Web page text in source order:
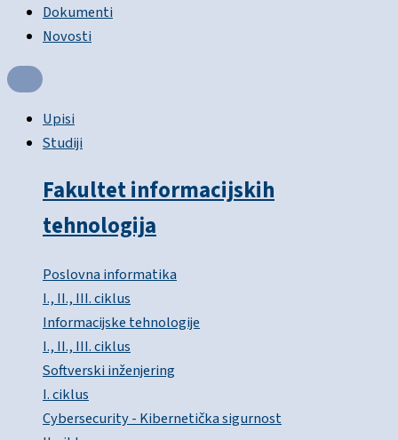
Dokumenti
Novosti
Upisi
Studiji
Fakultet informacijskih
tehnologija
Poslovna informatika
I., II., III. ciklus
Informacijske tehnologije
I., II., III. ciklus
Softverski inženjering
I. ciklus
Cybersecurity - Kibernetička sigurnost